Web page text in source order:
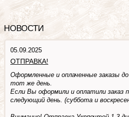
НОВОСТИ
05.09.2025
ОТПРАВКА!
Оформленные и оплаченные заказы
тот же день.
Если Вы оформили и оплатили заказ
следующий день. (суббота и